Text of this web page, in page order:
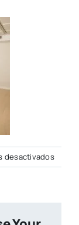
desactivadosen
La